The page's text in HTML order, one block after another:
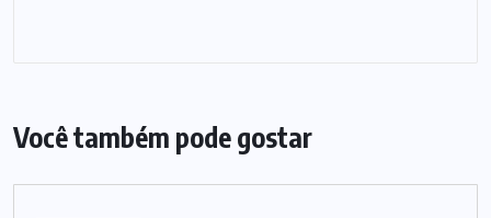
Você também pode gostar